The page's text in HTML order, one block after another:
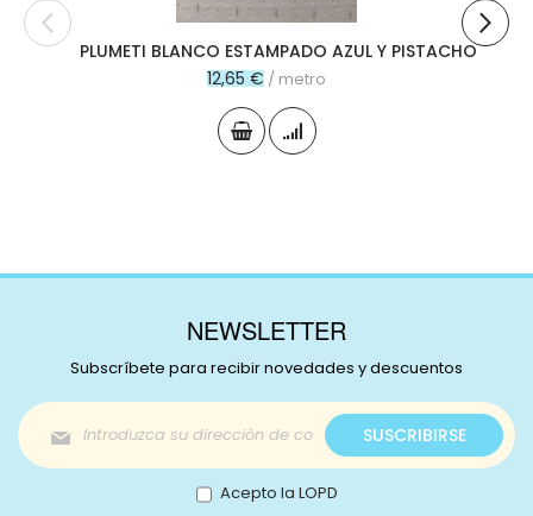
PLUMETI BLANCO ESTAMPADO AZUL Y PISTACHO
12,65 € / metro
NEWSLETTER
Subscríbete para recibir novedades y descuentos
Inscríbase
a
nuestro
boletín
de
SUSCRIBIRSE
Acepto la LOPD